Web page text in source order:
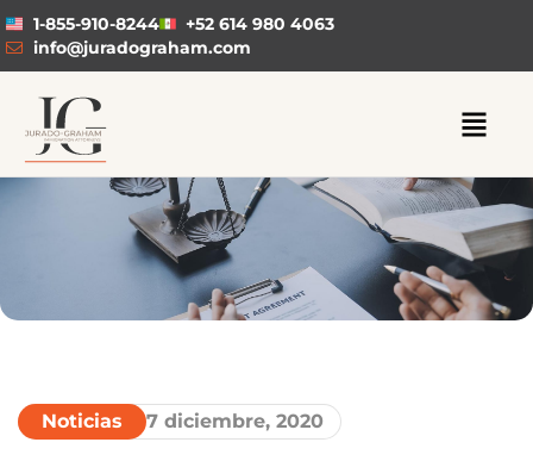
1-855-910-8244
+52 614 980 4063
info@juradograham.com
Noticias 7 diciembre, 2020